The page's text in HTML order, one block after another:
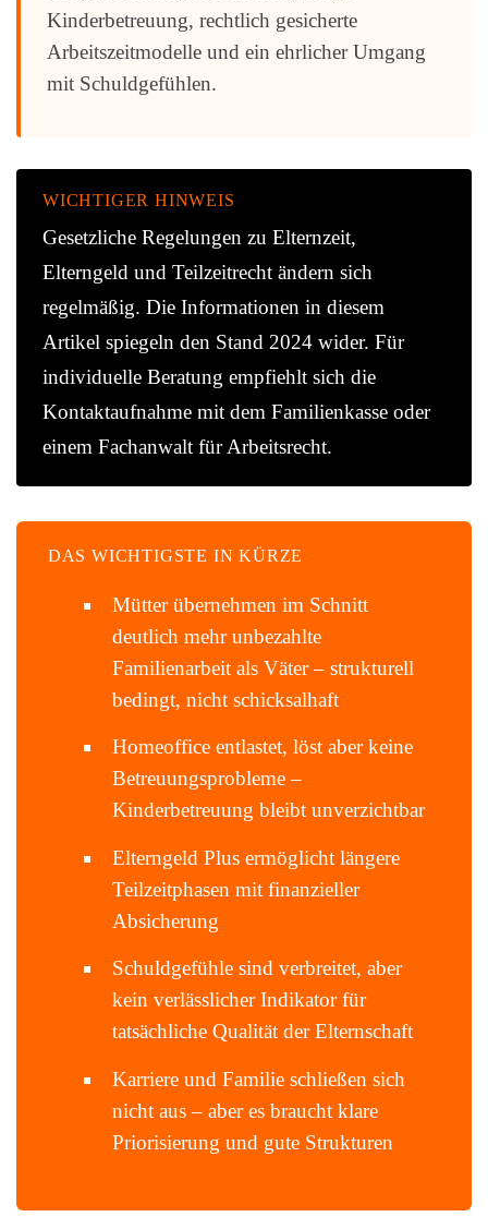
Kinderbetreuung, rechtlich gesicherte
Arbeitszeitmodelle und ein ehrlicher Umgang
mit Schuldgefühlen.
WICHTIGER HINWEIS
Gesetzliche Regelungen zu Elternzeit,
Elterngeld und Teilzeitrecht ändern sich
regelmäßig. Die Informationen in diesem
Artikel spiegeln den Stand 2024 wider. Für
individuelle Beratung empfiehlt sich die
Kontaktaufnahme mit dem Familienkasse oder
einem Fachanwalt für Arbeitsrecht.
DAS WICHTIGSTE IN KÜRZE
Mütter übernehmen im Schnitt
deutlich mehr unbezahlte
Familienarbeit als Väter – strukturell
bedingt, nicht schicksalhaft
Homeoffice entlastet, löst aber keine
Betreuungsprobleme –
Kinderbetreuung bleibt unverzichtbar
Elterngeld Plus ermöglicht längere
Teilzeitphasen mit finanzieller
Absicherung
Schuldgefühle sind verbreitet, aber
kein verlässlicher Indikator für
tatsächliche Qualität der Elternschaft
Karriere und Familie schließen sich
nicht aus – aber es braucht klare
Priorisierung und gute Strukturen